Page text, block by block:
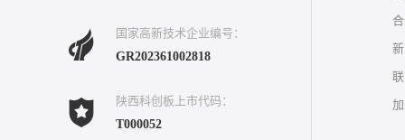
国家高新技术企业编号：
GR202361002818
陕西科创板上市代码：
T000052